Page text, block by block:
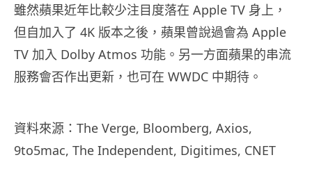
雖然蘋果近年比較少注目度落在 Apple TV 身上，
但自加入了 4K 版本之後，蘋果曾說過會為 Apple
TV 加入 Dolby Atmos 功能。另一方面蘋果的串流
服務會否作出更新，也可在 WWDC 中期待。
資料來源：The Verge, Bloomberg, Axios,
9to5mac, The Independent, Digitimes, CNET